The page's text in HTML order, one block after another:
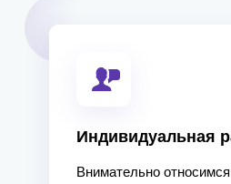
Индивидуальная
Внимательно